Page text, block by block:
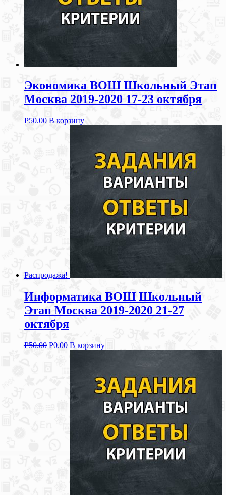
Экономика ВОШ Школьный Этап
Москва 2019-2020 17-23 октября
Р50.00 В корзину
Распродажа!
Информатика ВОШ Школьный
Этап Москва 2019-2020 21-27
октября
Р50.00 Р0.00 В корзину